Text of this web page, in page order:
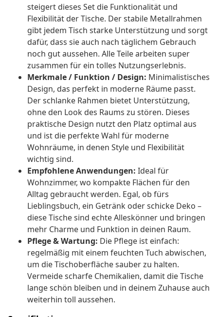
steigert dieses Set die Funktionalität und
Flexibilität der Tische. Der stabile Metallrahmen
gibt jedem Tisch starke Unterstützung und sorgt
dafür, dass sie auch nach täglichem Gebrauch
noch gut aussehen. Alle Teile arbeiten super
zusammen für ein tolles Nutzungserlebnis.
Merkmale / Funktion / Design: Minimalistisches
Design, das perfekt in moderne Räume passt.
Der schlanke Rahmen bietet Unterstützung,
ohne den Look des Raums zu stören. Dieses
praktische Design nutzt den Platz optimal aus
und ist die perfekte Wahl für moderne
Wohnräume, in denen Style und Flexibilität
wichtig sind.
Empfohlene Anwendungen: Ideal für
Wohnzimmer, wo kompakte Flächen für den
Alltag gebraucht werden. Egal, ob fürs
Lieblingsbuch, ein Getränk oder schicke Deko –
diese Tische sind echte Alleskönner und bringen
mehr Charme und Funktion in deinen Raum.
Pflege & Wartung: Die Pflege ist einfach:
regelmäßig mit einem feuchten Tuch abwischen,
um die Tischoberfläche sauber zu halten.
Vermeide scharfe Chemikalien, damit die Tische
lange schön bleiben und in deinem Zuhause auch
weiterhin toll aussehen.